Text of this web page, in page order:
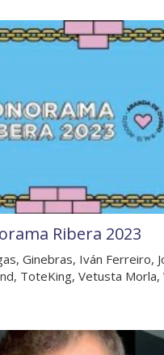
Ribera 2023
Ginebras, Iván Ferreiro,
ToteKing, Vetusta Morla,